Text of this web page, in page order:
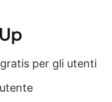
per gli utenti